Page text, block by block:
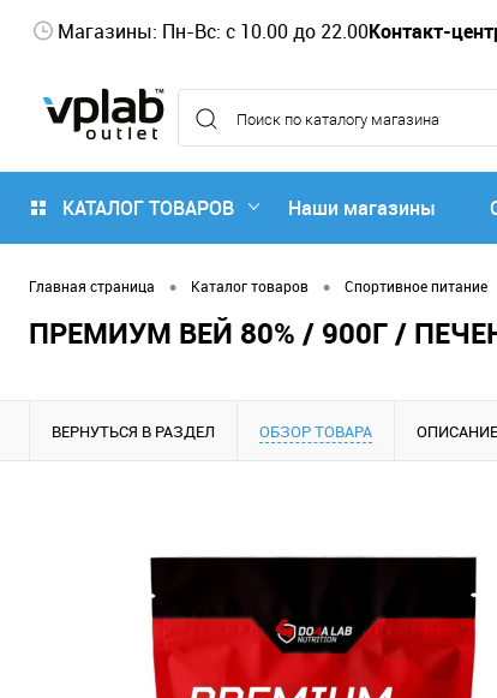
Магазины: Пн-Вс: с 10.00 до 22.00Контакт-
КАТАЛОГ ТОВАРОВ Наши магазины
Главная страница • Каталог товаров • Спортивное питание
ПРЕМИУМ ВЕЙ 80% / 900Г /
ВЕРНУТЬСЯ В РАЗДЕЛ ОБЗОР ТОВАРА ОПИСАНИЕ